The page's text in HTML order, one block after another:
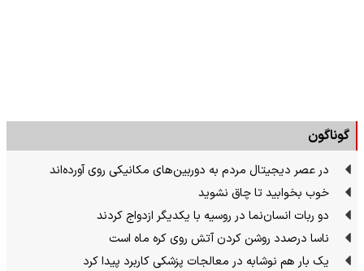
گوناگون
در عصر دیجیتال مردم به دوربین‌های مکانیکی روی آورده‌اند
خوب بخوابید تا چاق نشوید
دو ربات انسان‌نما در روسیه با یکدیگر ازدواج کردند
ناسا درصدد روشن کردن آتش روی کره ماه است
یک بار هم نوشابه در معالجات پزشکی کاربرد پیدا کرد